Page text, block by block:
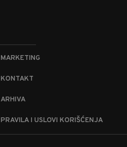
MARKETING
KONTAKT
ARHIVA
PRAVILA I USLOVI KORIŠĆENJA